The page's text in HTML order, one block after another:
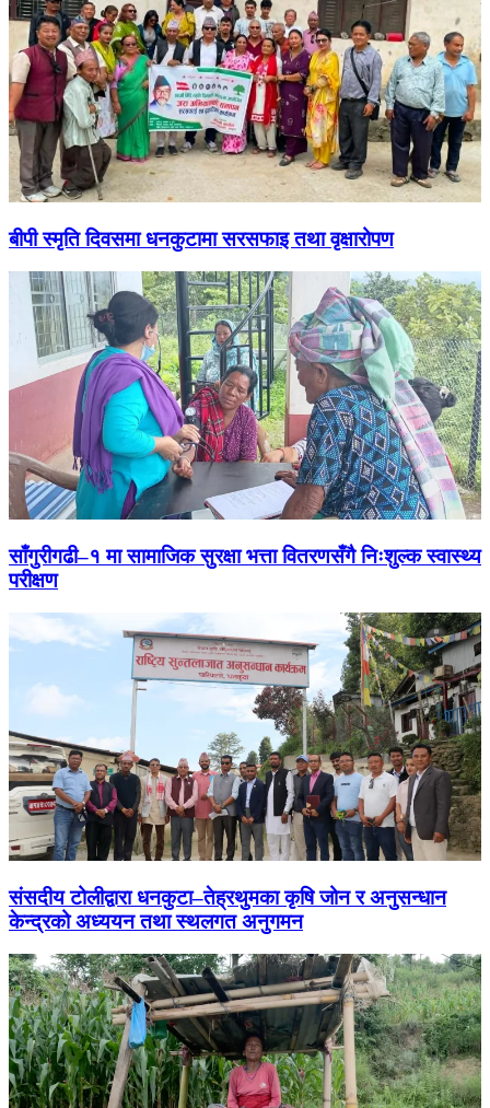
बीपी स्मृति दिवसमा धनकुटामा सरसफाइ तथा वृक्षारोपण
साँगुरीगढी–१ मा सामाजिक सुरक्षा भत्ता वितरणसँगै निःशुल्क स्वास्थ्य
परीक्षण
संसदीय टोलीद्वारा धनकुटा–तेह्रथुमका कृषि जोन र अनुसन्धान
केन्द्रको अध्ययन तथा स्थलगत अनुगमन